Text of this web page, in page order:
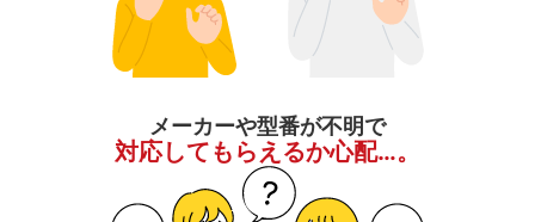
メーカーや型番が不明で
対応してもらえるか心配…。